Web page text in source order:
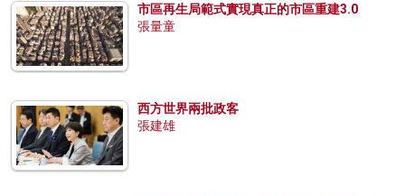
市區再生局範式實現真正的市區重建3.0
張量童
西方世界兩批政客
張建雄